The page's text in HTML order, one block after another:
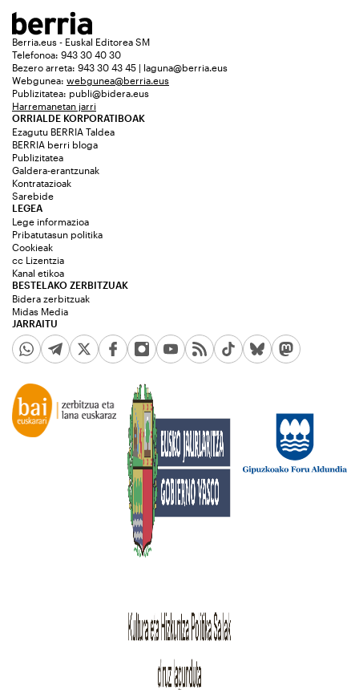
Berria.eus - Euskal Editorea SM
Telefonoa: 943 30 40 30
Bezero arreta: 943 30 43 45 | laguna@berria.eus
Webgunea: webgunea@berria.eus
Publizitatea: publi@bidera.eus
Harremanetan jarri
ORRIALDE KORPORATIBOAK
Ezagutu BERRIA Taldea
BERRIA berri bloga
Publizitatea
Galdera-erantzunak
Kontratazioak
Sarebide
JARRAITU
LEGEA
Lege informazioa
Pribatutasun politika
Cookieak
cc Lizentzia
Kanal etikoa
BESTELAKO ZERBITZUAK
Bidera zerbitzuak
Midas Media